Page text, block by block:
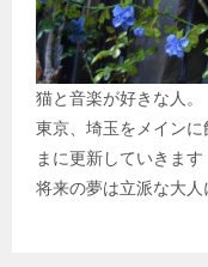
猫と音楽が好きな人。
東京、埼玉をメイン
まに更新していきます
将来の夢は立派な大